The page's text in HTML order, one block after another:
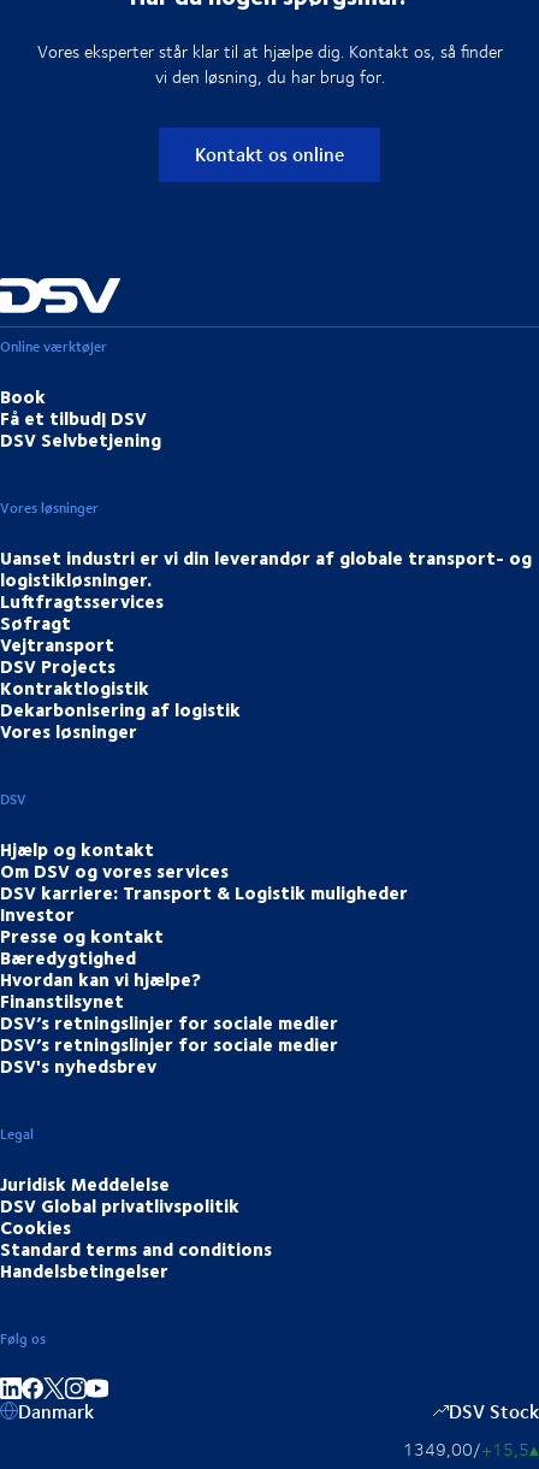
Vores eksperter står klar til at hjælpe dig. Kontakt os, så finder
vi den løsning, du har brug for.
Kontakt os online
Online værktøjer
Book
Få et tilbud| DSV
DSV Selvbetjening
Vores løsninger
Uanset industri er vi din leverandør af globale transport- og
logistikløsninger.
Luftfragtsservices
Søfragt
Vejtransport
DSV Projects
Kontraktlogistik
Dekarbonisering af logistik
Vores løsninger
DSV
Hjælp og kontakt
Om DSV og vores services
DSV karriere: Transport & Logistik muligheder
Investor
Presse og kontakt
Bæredygtighed
Hvordan kan vi hjælpe?
Finanstilsynet
DSV’s retningslinjer for sociale medier
DSV’s retningslinjer for sociale medier
DSV's nyhedsbrev
Legal
Juridisk Meddelelse
DSV Global privatlivspolitik
Cookies
Standard terms and conditions
Handelsbetingelser
Følg os
Del på LinkedIn
Del på Facebook
Del på Instagram
Del på Youtube
Danmark DSV Stock
1349,00/+15,5▴